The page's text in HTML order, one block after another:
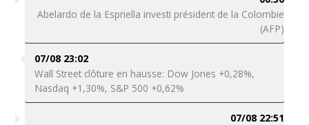
Abelardo de la Espriella investi président de la Colombie
(AFP)
07/08 23:02
Wall Street clôture en hausse: Dow Jones +0,28%,
Nasdaq +1,30%, S&P 500 +0,62%
07/08 22:51